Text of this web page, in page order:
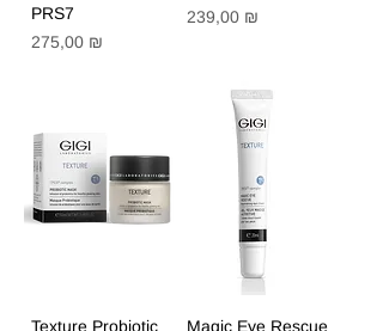
PRS7
Цена
275,00 ₪
Цена
239,00 ₪
Texture Probiotic
Magic Eye Rescue